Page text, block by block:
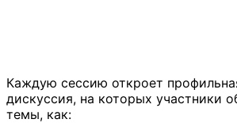
Каждую сессию откроет
дискуссия, на которых участники
темы, как: